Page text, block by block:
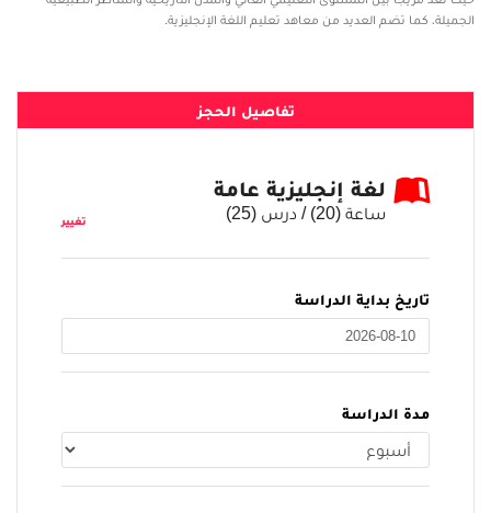
تفاصيل الحجز
لغة إنجليزية عامة
ساعة (20) / درس (25
) تغيير
تاريخ بداية الدراسة
مدة الدراسة
الجميلة، كما تضم العديد من معاهد تعليم اللغة الإنجليزية.